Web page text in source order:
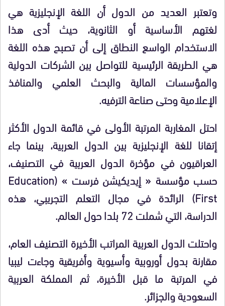
وتعتبر العديد من الدول أن اللغة الإنجليزية هي
لغتهم الأساسية أو الثانوية، حيث أدى هذا
الاستخدام الواسع النطاق إلى أن تصبح هذه اللغة
هي الطريقة الرئيسية للتواصل بين الشركات الدولية
والمؤسسات المالية والبحث العلمي والمنافذ
الإعلامية وحتى صناعة الترفيه.
احتل المغاربة المرتبة الأولى في قائمة الدول الأكثر
إتقانا للغة الإنجليزية بين الدول العربية، بينما جاء
العراقيون في مؤخرة الدول العربية في التصنيف،
حسب مؤسسة « إيديكيشن فرست » (Education
First) الرائدة في مجال التعلم التجريبي، هذه
الدراسة، التي شملت 72 بلدا حول العالم.
واحتلت الدول العربية المراتب الأخيرة التصنيف العام،
مقارنة بدول أوروبية وأسيوية وأفريقية وجاءت ليبيا
في المرتبة ما قبل الأخيرة، ثم المملكة العربية
السعودية والجزائر.